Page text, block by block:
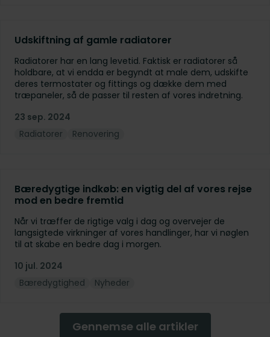
Udskiftning af gamle radiatorer
Radiatorer har en lang levetid. Faktisk er radiatorer så
holdbare, at vi endda er begyndt at male dem, udskifte
deres termostater og fittings og dække dem med
træpaneler, så de passer til resten af vores indretning.
23 sep. 2024
Radiatorer
Renovering
Bæredygtige indkøb: en vigtig del af vores rejse
mod en bedre fremtid
Når vi træffer de rigtige valg i dag og overvejer de
langsigtede virkninger af vores handlinger, har vi nøglen
til at skabe en bedre dag i morgen.
10 jul. 2024
Bæredygtighed
Nyheder
Gennemse alle artikler